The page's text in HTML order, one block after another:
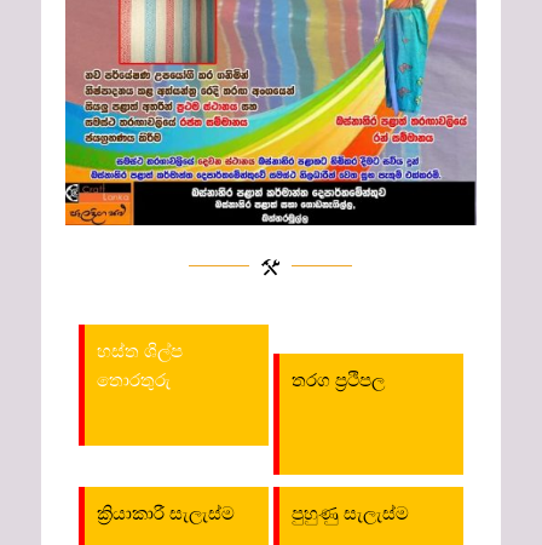
හස්ත ශිල්ප
තොරතුරු
තරග ප්‍රථිපල
ක්‍රියාකාරී සැලැස්ම පුහුණු සැලැස්ම